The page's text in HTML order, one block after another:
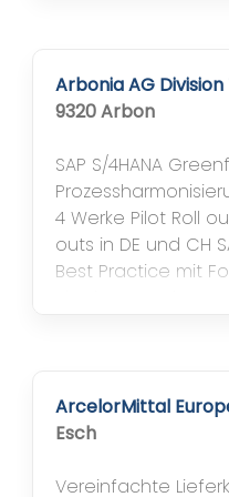
mit Unterstützung
Kaufleuten in
Arbonia AG
9320 Arbon
SAP S/4HANA
4 Werke Pilot Roll
outs in DE und CH
Best Practice mit
ArcelorMittal
Esch
Vereinfachte